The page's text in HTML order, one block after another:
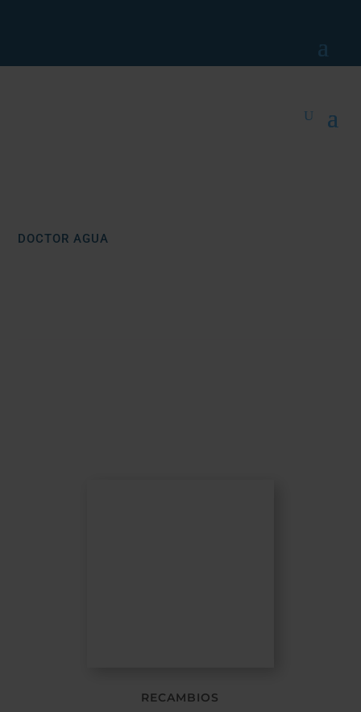
DOCTOR AGUA
RECAMBIOS